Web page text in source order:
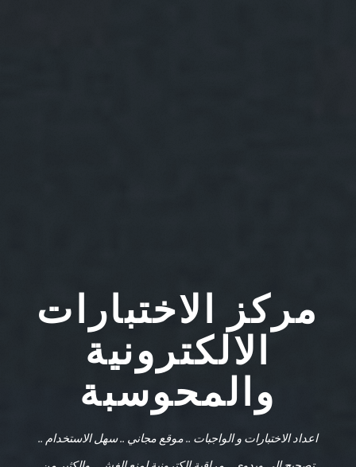
مركز الاختبارات
الالكترونية
والمحوسبة
اعداد الاختبارات و الواجبات ..موقع مجاني .. سهل الاستخدام ..